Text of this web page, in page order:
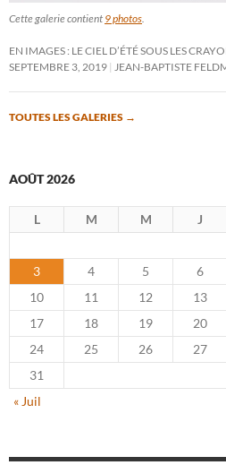
Cette galerie contient 9 photos.
EN IMAGES : LE CIEL D’ÉTÉ SOUS LES
SEPTEMBRE 3, 2019 JEAN-BAPTISTE
TOUTES LES GALERIES →
AOÛT 2026
L M M J
3
4 5 6
10
11 12 13
17
18 19 20
24
25 26 27
31
« Juil